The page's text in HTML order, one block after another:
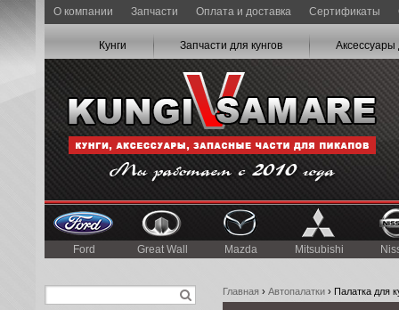
О компании Запчасти Оплата и доставка Сертификаты
Кунги Запчасти для кунгов Аксессуары
Ford Great Wall Mazda Mitsubishi
Главная › Автопалатки › Палатка для